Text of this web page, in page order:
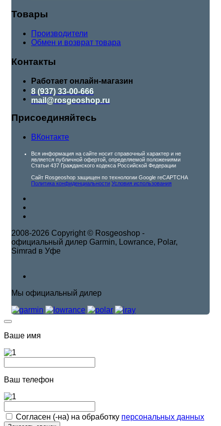
Товары
Производители
Обмен и возврат товара
Контакты
Работает онлайн-магазин
8 (937) 33-00-666
mail@rosgeoshop.ru
Присоединяйтесь
ВКонтакте
Вся информация на сайте носит справочный характер и не
является публичной офертой, определяемой положениями
Статьи 437 Гражданского кодекса Российской Федерации
Сайт Rosgeoshop защищен по технологии Google reCAPTCHA
Политика конфиденциальности Условия использования
2008-2026 Copyright © Rosgeoshop -
официальный дилер Garmin, Lowrance, Polar,
Simrad в Уфе
Мы официальный дилер
Ваше имя
Ваш телефон
Согласен (-на) на обработку персональных данных